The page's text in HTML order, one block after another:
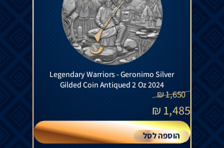
Legendary Warriors - Geronimo Silver
Gilded Coin Antiqued 2 Oz 2024
1,650
₪
1,485
₪
הוספה לסל